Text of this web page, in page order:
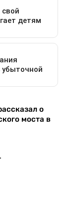
о
моста в